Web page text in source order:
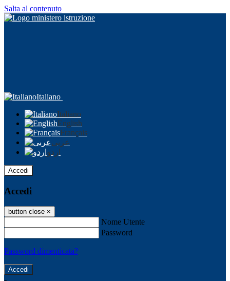
Salta al contenuto
Italiano
Italiano
English
Français
عربى
اردو
Accedi
Accedi
button close ×
Nome Utente
Password
Password dimenticata?